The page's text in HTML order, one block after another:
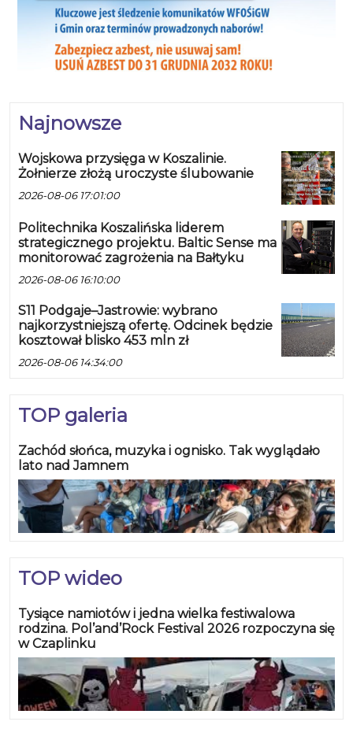
Najnowsze
Wojskowa przysięga w Koszalinie.
Żołnierze złożą uroczyste ślubowanie
2026-08-06 17:01:00
Politechnika Koszalińska liderem
strategicznego projektu. Baltic Sense ma
monitorować zagrożenia na Bałtyku
2026-08-06 16:10:00
S11 Podgaje–Jastrowie: wybrano
najkorzystniejszą ofertę. Odcinek będzie
kosztował blisko 453 mln zł
2026-08-06 14:34:00
TOP galeria
Zachód słońca, muzyka i ognisko. Tak wyglądało
lato nad Jamnem
TOP wideo
Tysiące namiotów i jedna wielka festiwalowa
rodzina. Pol’and’Rock Festival 2026 rozpoczyna się
w Czaplinku